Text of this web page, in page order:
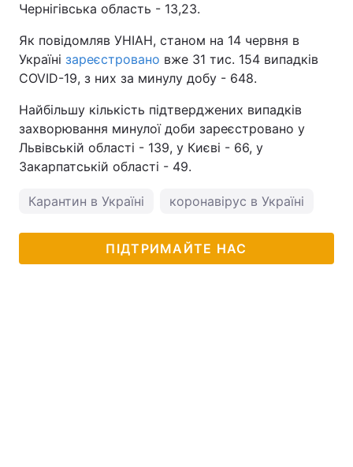
Чернігівська область - 13,23.
Як повідомляв УНІАН, станом на 14 червня в
Україні зареєстровано вже 31 тис. 154 випадків
COVID-19, з них за минулу добу - 648.
Найбільшу кількість підтверджених випадків
захворювання минулої доби зареєстровано у
Львівській області - 139, у Києві - 66, у
Закарпатській області - 49.
Карантин в Україні коронавірус в Україні
ПІДТРИМАЙТЕ НАС